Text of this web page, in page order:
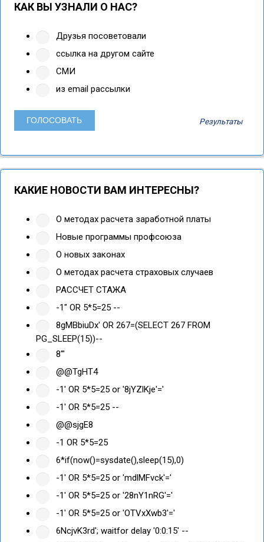
КАК ВЫ УЗНАЛИ О НАС?
Друзья посоветовали
ссылка на другом сайте
СМИ
из email рассылки
Результаты
КАКИЕ НОВОСТИ ВАМ ИНТЕРЕСНЫ?
О методах расчета заработной платы
Новые программы профсоюза
О новых законах
О методах расчета страховых случаев
РАССЧЕТ СТАЖА
-1" OR 5*5=25 --
8gMBbiuDx' OR 267=(SELECT 267 FROM
PG_SLEEP(15))--
8'"
@@TgHT4
-1' OR 5*5=25 or '8jYZlKje'='
-1' OR 5*5=25 --
@@sjgE8
-1 OR 5*5=25
6*if(now()=sysdate(),sleep(15),0)
-1' OR 5*5=25 or 'mdlMFvck'='
-1' OR 5*5=25 or '28nY1nRG'='
-1' OR 5*5=25 or 'OTVxXwb3'='
6NcjvK3rd'; waitfor delay '0:0:15' --